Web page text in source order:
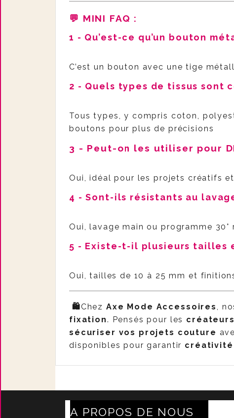
💬 MINI FAQ :
1 - Qu’est-ce qu’un bouton
C’est un bouton avec une tige
2 - Quels types de tissus sont
Tous types, y compris coton,
boutons pour plus de précisions
3 - Peut-on les utiliser pour
Oui, idéal pour les projets créatifs
4 - Sont-ils résistants au
Oui, lavage main ou programme 30°
5 - Existe-t-il plusieurs tailles
Oui, tailles de 10 à 25 mm et
🛍️Chez Axe Mode Accessoires,
fixation. Pensés pour les
sécuriser vos projets couture
disponibles pour garantir
A PROPOS DE NOUS